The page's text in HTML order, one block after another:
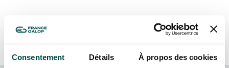
Consentement Détails À propos des cookies
QATAR PRIX DE L'ARC DE TRIOMPHE
S’ABONNER
Découvrez Aussi :